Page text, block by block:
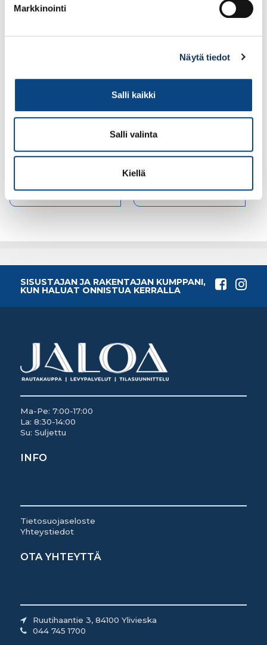
Markkinointi
Näytä tiedot
Salli kaikki
Salli valinta
Kiellä
Välitilalevyn 4mm H-
jatkolista alumiini,
Välitilalevyn 4mm
kulmalista alumiini,
8.15€ /m
SISUSTAJAN JA RAKENTAJAN KUMPPANI,
KUN HALUAT ONNISTUA KERRALLA
Ma-Pe: 7:00-17:00
La: 8:30-14:00
Su: Suljettu
INFO
Tietosuojaseloste
Yhteystiedot
OTA YHTEYTTÄ
Ruutihaantie 3, 84100 Ylivieska
044 745 1700